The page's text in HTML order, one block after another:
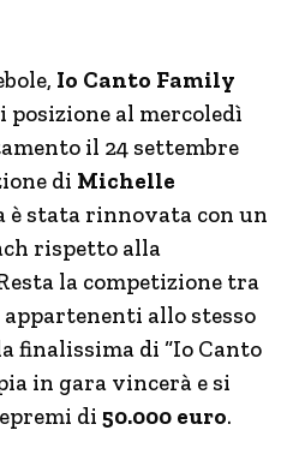
Io Canto Family
al mercoledì
il 24 settembre
di Michelle
è stata rinnovata con un
rispetto alla
la competizione tra
allo stesso
finalissima di “Io Canto
in gara vincerà e si
di 50.000 euro.